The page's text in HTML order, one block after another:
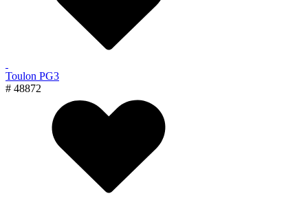
Toulon PG3
# 48872